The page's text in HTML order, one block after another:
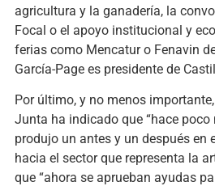
agricultura y la ganadería, la
Focal o el apoyo institucional y
ferias como Mencatur o Fenavin
García-Page es presidente de
Por último, y no menos
Junta ha indicado que “hace poco
produjo un antes y un después en
hacia el sector que representa la
que “ahora se aprueban ayudas